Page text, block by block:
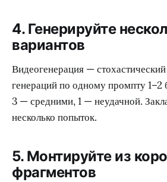
4. Генерируйте
вариантов
Видеогенерация —
генераций по одному промпту
3 — средними, 1 — неудачной.
несколько попыток.
5. Монтируйте из
фрагментов